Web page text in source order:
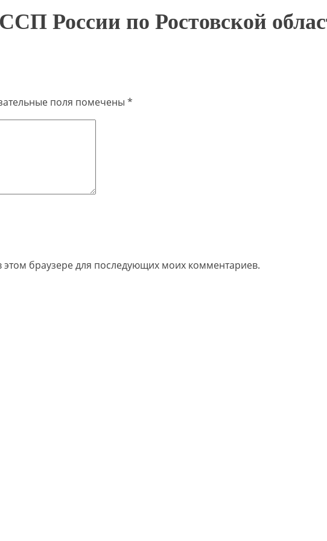
России по Ростовской
поля помечены *
этом браузере для последующих моих комментариев.